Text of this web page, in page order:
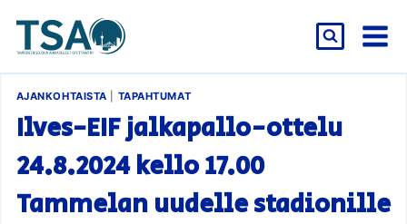
sisältöön
AJANKOHTAISTA TAPAHTUMAT
Ilves-EIF jalkapallo-ottelu
24.8.2024 kello 17.00
Tammelan uudelle stadionille